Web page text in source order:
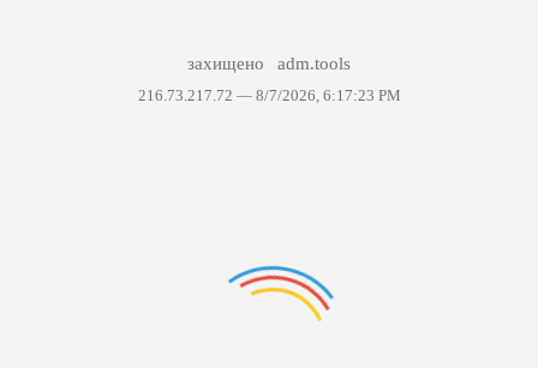
захищено adm.tools
216.73.217.72 — 8/7/2026, 6:17:23 PM